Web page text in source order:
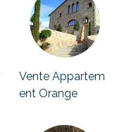
Vente Appartem
ent Orange